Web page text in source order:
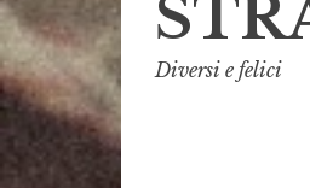
Diversi e felici